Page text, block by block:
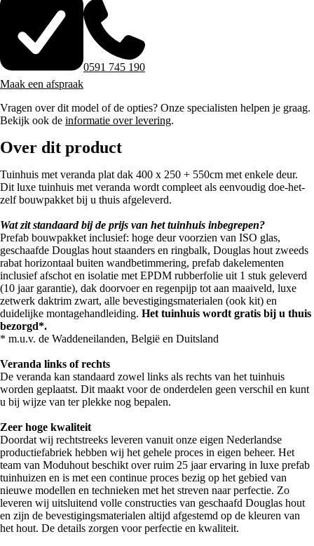
Maak een afspraak
0591 745 190
Vragen over dit model of de opties? Onze specialisten helpen je graag.
Bekijk ook de informatie over levering.
Over dit product
Tuinhuis met veranda plat dak 400 x 250 + 550cm met enkele deur.
Dit luxe tuinhuis met veranda wordt compleet als eenvoudig doe-het-
zelf bouwpakket bij u thuis afgeleverd.
Wat zit standaard bij de prijs van het tuinhuis inbegrepen?
Prefab bouwpakket inclusief: hoge deur voorzien van ISO glas,
geschaafde Douglas hout staanders en ringbalk, Douglas hout zweeds
rabat horizontaal buiten wandbetimmering, prefab dakelementen
inclusief afschot en isolatie met EPDM rubberfolie uit 1 stuk geleverd
(10 jaar garantie), dak doorvoer en regenpijp tot aan maaiveld, luxe
zetwerk daktrim zwart, alle bevestigingsmaterialen (ook kit) en
duidelijke montagehandleiding. Het tuinhuis wordt gratis bij u thuis
bezorgd*.
* m.u.v. de Waddeneilanden, België en Duitsland
Veranda links of rechts
De veranda kan standaard zowel links als rechts van het tuinhuis
worden geplaatst. Dit maakt voor de onderdelen geen verschil en kunt
u bij wijze van ter plekke nog bepalen.
Zeer hoge kwaliteit
Doordat wij rechtstreeks leveren vanuit onze eigen Nederlandse
productiefabriek hebben wij het gehele proces in eigen beheer. Het
team van Moduhout beschikt over ruim 25 jaar ervaring in luxe prefab
tuinhuizen en is met een continue proces bezig op het gebied van
nieuwe modellen en technieken met het streven naar perfectie. Zo
leveren wij uitsluitend volle constructies van geschaafd Douglas hout
en zijn de bevestigingsmaterialen altijd afgestemd op de kleuren van
het hout. De details zorgen voor perfectie en kwaliteit.